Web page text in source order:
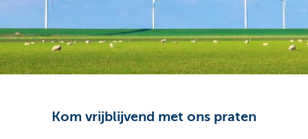
Kom vrijblijvend met ons praten